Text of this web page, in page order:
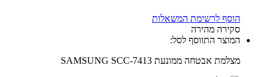
הוסף לרשימת המשאלות
סקירה מהירה
המוצר התווסף לסל:
מצלמת אבטחה ממונעת SAMSUNG SCC-7413